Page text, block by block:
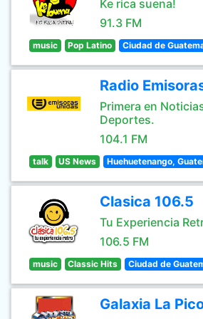
Ke rica suena!
91.3 FM
music Pop Latino Ciudad de
Radio
Primera en
Deportes.
104.1 FM
talk US News Huehuetenango,
Clasica 106.5
Tu Experiencia
106.5 FM
music Classic Hits Ciudad de
Galaxia La